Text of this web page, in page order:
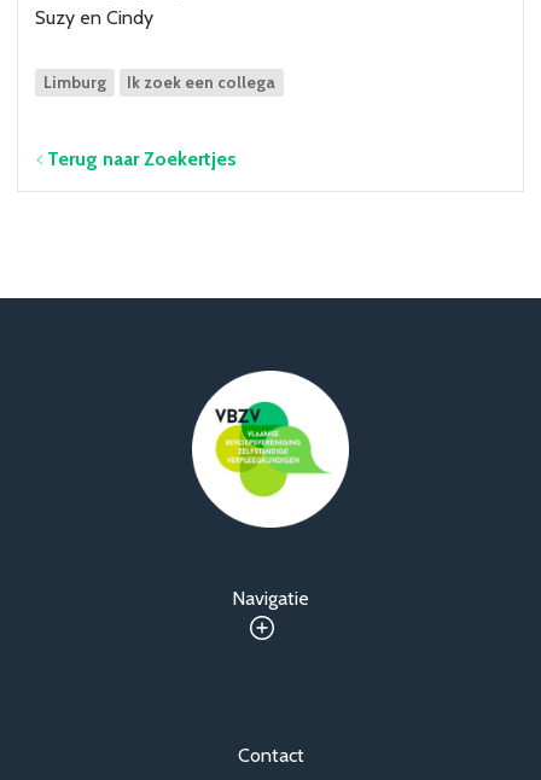
Suzy en Cindy
Limburg Ik zoek een collega
Terug naar Zoekertjes
Navigatie
Contact